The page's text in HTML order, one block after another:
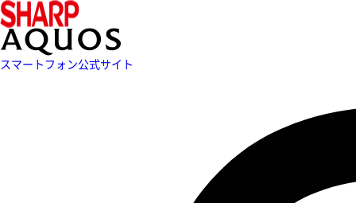
スマートフォン公式サイト